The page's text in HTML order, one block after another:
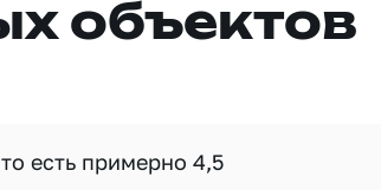
объектов
есть примерно 4,5